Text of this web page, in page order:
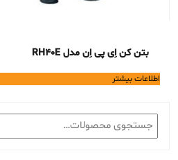
بتن کن اِی پی اِن مدل RH40E
اطلاعات بیشتر
جستجو
برای: